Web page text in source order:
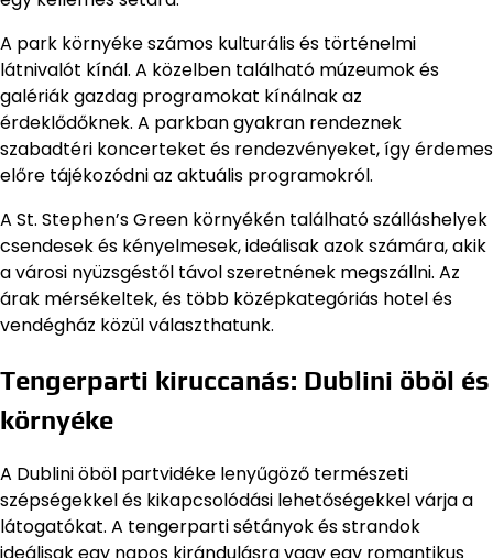
A park környéke számos kulturális és történelmi
látnivalót kínál. A közelben található múzeumok és
galériák gazdag programokat kínálnak az
érdeklődőknek. A parkban gyakran rendeznek
szabadtéri koncerteket és rendezvényeket, így érdemes
előre tájékozódni az aktuális programokról.
A St. Stephen’s Green környékén található szálláshelyek
csendesek és kényelmesek, ideálisak azok számára, akik
a városi nyüzsgéstől távol szeretnének megszállni. Az
árak mérsékeltek, és több középkategóriás hotel és
vendégház közül választhatunk.
Tengerparti kiruccanás: Dublini öböl és
környéke
A Dublini öböl partvidéke lenyűgöző természeti
szépségekkel és kikapcsolódási lehetőségekkel várja a
látogatókat. A tengerparti sétányok és strandok